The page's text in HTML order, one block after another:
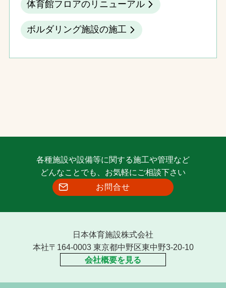
体育館フロアのリニューアル
ボルダリング施設の施工
各種施設や設備等に関する施工や管理など
どんなことでも、お気軽にご相談下さい
お問合せ
日本体育施設株式会社
本社〒164-0003 東京都中野区東中野3-20-10
会社概要を見る